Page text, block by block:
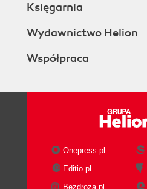
Księgarnia
Wydawnictwo Helion
Współpraca
Onepress.pl
Editio.pl
Bezdroza.pl